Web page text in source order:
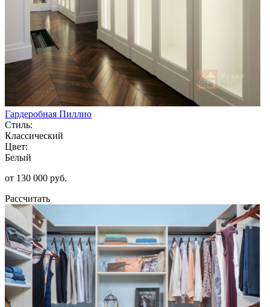
Гардеробная Пиллио
Стиль:
Классический
Цвет:
Белый
от 130 000 руб.
Рассчитать